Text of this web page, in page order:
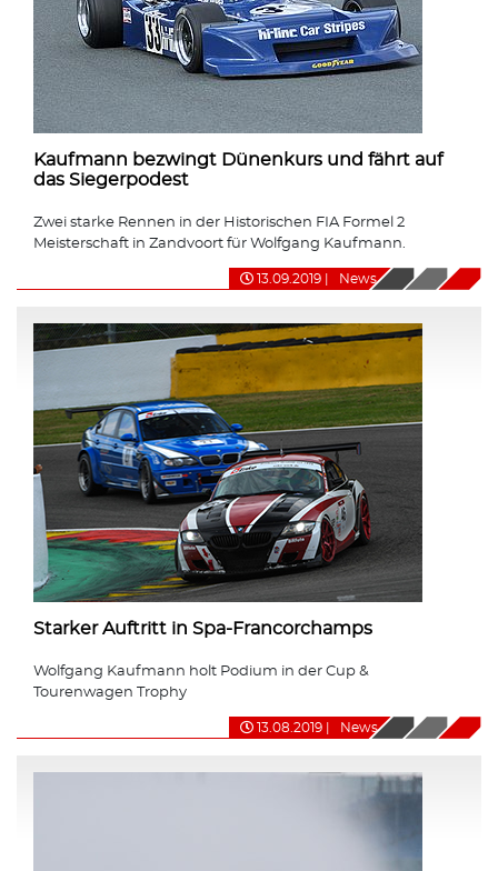
Kaufmann bezwingt Dünenkurs und fährt auf
das Siegerpodest
Zwei starke Rennen in der Historischen FIA Formel 2
Meisterschaft in Zandvoort für Wolfgang Kaufmann.
13.09.2019 News
Starker Auftritt in Spa-Francorchamps
Wolfgang Kaufmann holt Podium in der Cup &
Tourenwagen Trophy
13.08.2019 News